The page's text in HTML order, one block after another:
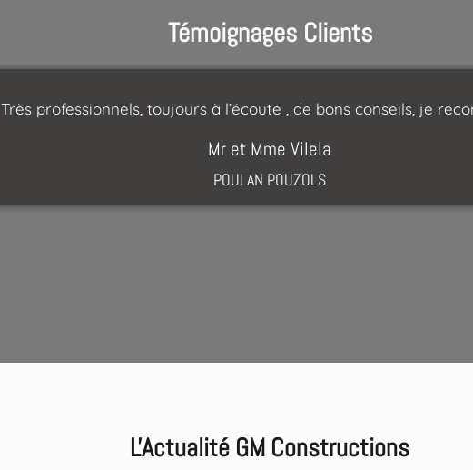
Témoignages Clients
Très professionnels, toujours à l’écoute , de bons conseils, je
Mr et Mme Vilela
POULAN POUZOLS
L'Actualité GM Constructions